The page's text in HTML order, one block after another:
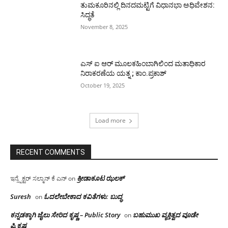
ತುಮಕೂರಿನಲ್ಲಿ ದಿನದಮಟ್ಟಿಗೆ ವಿಧಾನಭಾ ಅಧಿವೇಶನ:
ಸಿದ್ಧತೆ
November 8, 2025
ಎಸ್ ಐ ಆರ್ ಮೂಲಕಹಿಂಬಾಗಿಲಿಂದ ಮತಾಧಿಕಾರ
ನಿರಾಕರಣೆಯ ಯತ್ನ ; ಕಾಂ.ಪ್ರಕಾಶ್
October 19, 2025
Load more
RECENT COMMENTS
ಇನ್ಸ್ಪೆಕ್ಟರ್ ಸಲ್ಮಾನ್ ಕೆ ಎನ್on ಕ್ರೀಡಾಕೂಟ ಝಲಕ್
Suresh on ಓದಲೇಬೇಕಾದ‌ ಕವಿತೆಗಳು: ಬುದ್ಧ
ಕನ್ನಡಕ್ಕಾಗಿ ಜೈಲು ಸೇರಿದ ಕೃಷ್ಣ – Public Story on ಬಹುಮುಖ ವ್ಯಕ್ತಿತ್ವದ ವೂಡೇ
ಪಿ.ಕೃಷ್ಣ